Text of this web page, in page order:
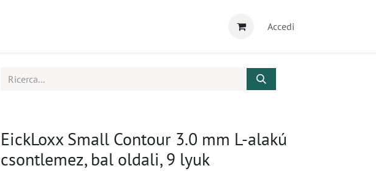
Accedi
EickLoxx Small Contour 3.0 mm L-alakú
csontlemez, bal oldali, 9 lyuk